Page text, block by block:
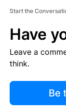
Start the
Have
Leave a
think.
Be